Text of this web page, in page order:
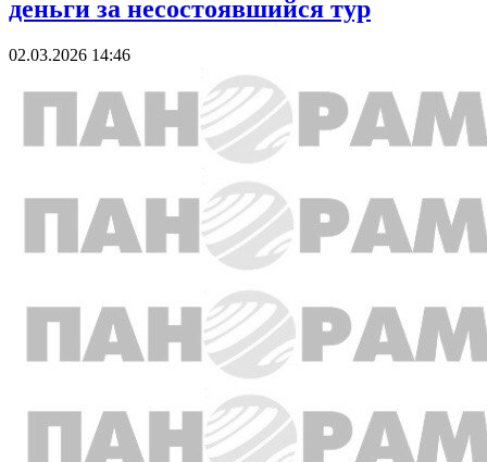
деньги за несостоявшийся тур
02.03.2026 14:46